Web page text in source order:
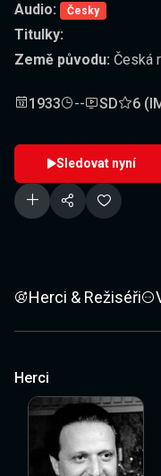
Audio:
Česky
Titulky:
Země původu: Česká
1933 -- SD 6
Sledovat nyní
Herci & Režiséři
Herci